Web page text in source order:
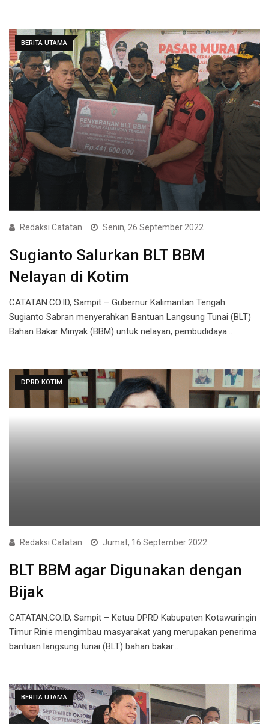
BERITA UTAMA
Redaksi Catatan Senin, 26 September 2022
Sugianto Salurkan BLT BBM
Nelayan di Kotim
CATATAN.CO.ID, Sampit – Gubernur Kalimantan Tengah
Sugianto Sabran menyerahkan Bantuan Langsung Tunai (BLT)
Bahan Bakar Minyak (BBM) untuk nelayan, pembudidaya…
DPRD KOTIM
Redaksi Catatan Jumat, 16 September 2022
BLT BBM agar Digunakan dengan
Bijak
CATATAN.CO.ID, Sampit – Ketua DPRD Kabupaten Kotawaringin
Timur Rinie mengimbau masyarakat yang merupakan penerima
bantuan langsung tunai (BLT) bahan bakar…
BERITA UTAMA